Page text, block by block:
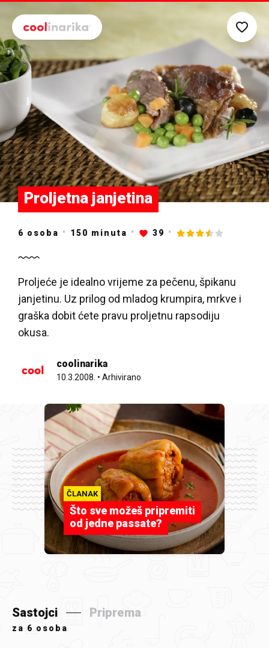
Preskoči na glavni sadržaj
Proljetna janjetina
6 osoba 150 minuta 39
Proljeće je idealno vrijeme za pečenu, špikanu
janjetinu. Uz prilog od mladog krumpira, mrkve i
graška dobit ćete pravu proljetnu rapsodiju
okusa.
coolinarika
10.3.2008. • Arhivirano
ČLANAK
Što sve možeš pripremiti
od jedne passate?
Sastojci Priprema
za 6 osoba